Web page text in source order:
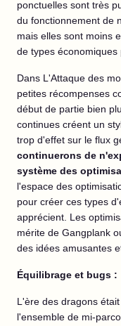
ponctuelles sont très
du fonctionnement de
mais elles sont moins
de types
Dans L'Attaque des
petites récompenses
début de partie bien
continues créent un
trop d'effet sur le flux
continuerons de
système des
l'espace des
pour créer ces types
apprécient. Les
mérite de Gangplank
des idées amusantes
Équilibrage et bugs :
L'ère des dragons
l'ensemble de mi-